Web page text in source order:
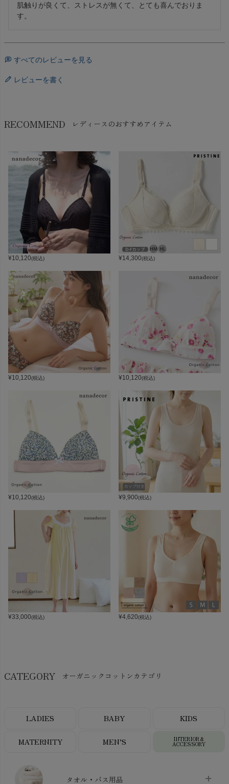
肌触りが良くて、ストレスが無くて、とても喜んでおりま
す。
すべてのレビューを見る
レビューを書く
RECOMMEND レディースのおすすめアイテム
¥10,120(税込) ¥14,300(税込)
¥10,120(税込) ¥10,120(税込)
¥10,120(税込) ¥9,900(税込)
¥33,000(税込) ¥4,620(税込)
CATEGORY オーガニックコットンカテゴリ
LADIES BABY KIDS
MATERNITY MEN’S INTERIOR＆
ACCESSORY
タオル・バス用品